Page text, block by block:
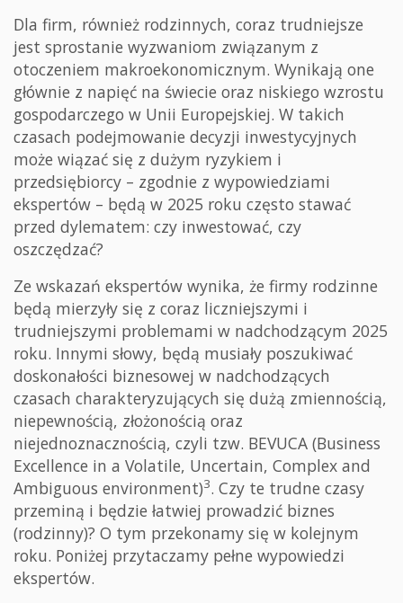
Dla firm, również rodzinnych, coraz trudniejsze
jest sprostanie wyzwaniom związanym z
otoczeniem makroekonomicznym. Wynikają one
głównie z napięć na świecie oraz niskiego wzrostu
gospodarczego w Unii Europejskiej. W takich
czasach podejmowanie decyzji inwestycyjnych
może wiązać się z dużym ryzykiem i
przedsiębiorcy – zgodnie z wypowiedziami
ekspertów – będą w 2025 roku często stawać
przed dylematem: czy inwestować, czy
oszczędzać?
Ze wskazań ekspertów wynika, że firmy rodzinne
będą mierzyły się z coraz liczniejszymi i
trudniejszymi problemami w nadchodzącym 2025
roku. Innymi słowy, będą musiały poszukiwać
doskonałości biznesowej w nadchodzących
czasach charakteryzujących się dużą zmiennością,
niepewnością, złożonością oraz
niejednoznacznością, czyli tzw. BEVUCA (Business
Excellence in a Volatile, Uncertain, Complex and
Ambiguous environment)3. Czy te trudne czasy
przeminą i będzie łatwiej prowadzić biznes
(rodzinny)? O tym przekonamy się w kolejnym
roku. Poniżej przytaczamy pełne wypowiedzi
ekspertów.